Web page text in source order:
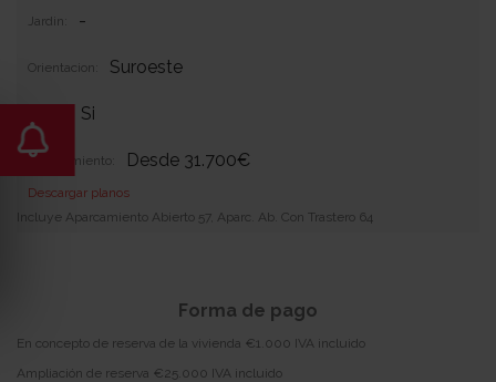
Jardin: -
Orientacion: Suroeste
Si
Equipamiento: Desde 31.700€
Descargar planos
Incluye Aparcamiento Abierto 57, Aparc. Ab. Con Trastero 64
Forma de pago
En concepto de reserva de la vivienda €1.000 IVA incluido
Ampliación de reserva €25.000 IVA incluido